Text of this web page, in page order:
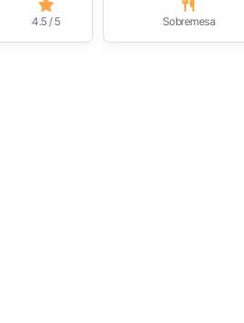
4.5 / 5 Sobremesa